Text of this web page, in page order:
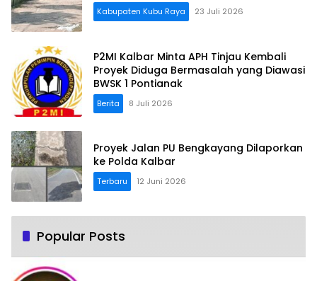
Kabupaten Kubu Raya 23 Juli 2026
P2MI Kalbar Minta APH Tinjau Kembali
Proyek Diduga Bermasalah yang Diawasi
BWSK 1 Pontianak
Berita 8 Juli 2026
Proyek Jalan PU Bengkayang Dilaporkan
ke Polda Kalbar
Terbaru 12 Juni 2026
Popular Posts